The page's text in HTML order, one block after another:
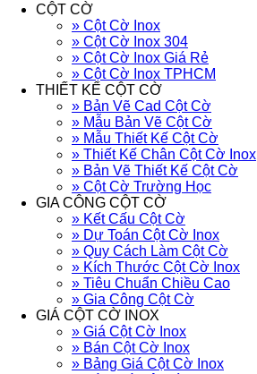
CỘT CỜ
» Cột Cờ Inox
» Cột Cờ Inox 304
» Cột Cờ Inox Giá Rẻ
» Cột Cờ Inox TPHCM
THIẾT KẾ CỘT CỜ
» Bản Vẽ Cad Cột Cờ
» Mẫu Bản Vẽ Cột Cờ
» Mẫu Thiết Kế Cột Cờ
» Thiết Kế Chân Cột Cờ Inox
» Bản Vẽ Thiết Kế Cột Cờ
» Cột Cờ Trường Học
GIA CÔNG CỘT CỜ
» Kết Cấu Cột Cờ
» Dự Toán Cột Cờ Inox
» Quy Cách Làm Cột Cờ
» Kích Thước Cột Cờ Inox
» Tiêu Chuẩn Chiều Cao
» Gia Công Cột Cờ
GIÁ CỘT CỜ INOX
» Giá Cột Cờ Inox
» Bán Cột Cờ Inox
» Bảng Giá Cột Cờ Inox